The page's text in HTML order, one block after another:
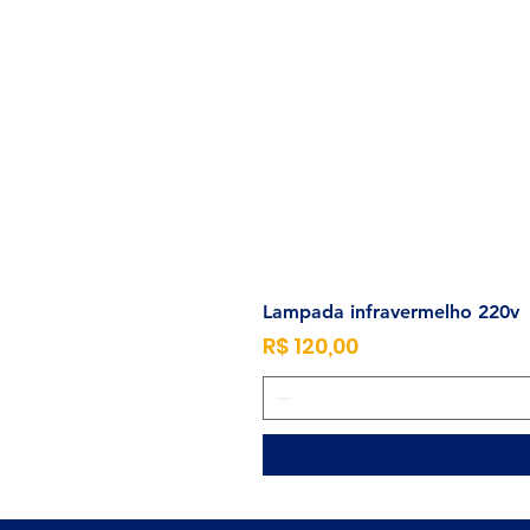
Lampada infravermelho 220v
Preço
R$ 120,00